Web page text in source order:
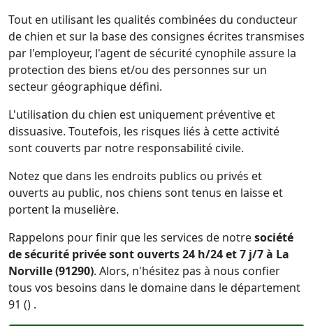
Tout en utilisant les qualités combinées du conducteur
de chien et sur la base des consignes écrites transmises
par l'employeur, l'agent de sécurité cynophile assure la
protection des biens et/ou des personnes sur un
secteur géographique défini.
L'utilisation du chien est uniquement préventive et
dissuasive. Toutefois, les risques liés à cette activité
sont couverts par notre responsabilité civile.
Notez que dans les endroits publics ou privés et
ouverts au public, nos chiens sont tenus en laisse et
portent la muselière.
Rappelons pour finir que les services de notresociété
de sécurité privée sont ouverts 24 h/24 et 7 j/7 à La
Norville (91290). Alors, n'hésitez pas à nous confier
tous vos besoins dans le domaine dans le département
91 () .